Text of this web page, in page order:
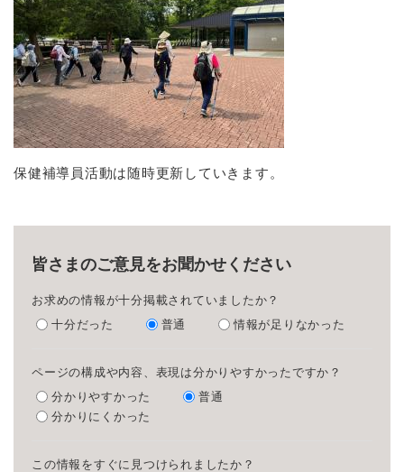
保健補導員活動は随時更新していきます。
皆さまのご意見をお聞かせください
お求めの情報が十分掲載されていましたか？
十分だった
普通 情報が足りなかった
ページの構成や内容、表現は分かりやすかったですか？
分かりやすかった
普通
分かりにくかった
この情報をすぐに見つけられましたか？